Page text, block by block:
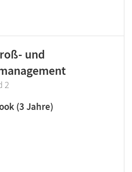
und
2
(3 Jahre)